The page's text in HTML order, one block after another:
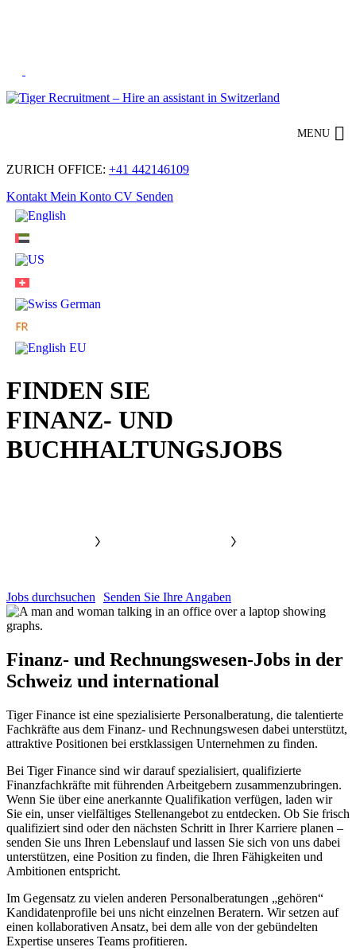
MENU
ZURICH OFFICE: +41 442146109
Kontakt Mein Konto CV Senden
FINDEN SIE
FINANZ- UND
BUCHHALTUNGSJOBS
Jobs durchsuchen Senden Sie Ihre Angaben
Finanz- und Rechnungswesen-Jobs in der
Schweiz und international
Tiger Finance ist eine spezialisierte Personalberatung, die talentierte
Fachkräfte aus dem Finanz- und Rechnungswesen dabei unterstützt,
attraktive Positionen bei erstklassigen Unternehmen zu finden.
Bei Tiger Finance sind wir darauf spezialisiert, qualifizierte
Finanzfachkräfte mit führenden Arbeitgebern zusammenzubringen.
Wenn Sie über eine anerkannte Qualifikation verfügen, laden wir
Sie ein, unser vielfältiges Stellenangebot zu entdecken. Ob Sie frisch
qualifiziert sind oder den nächsten Schritt in Ihrer Karriere planen –
senden Sie uns Ihren Lebenslauf und lassen Sie sich von uns dabei
unterstützen, eine Position zu finden, die Ihren Fähigkeiten und
Ambitionen entspricht.
Im Gegensatz zu vielen anderen Personalberatungen „gehören“
Kandidatenprofile bei uns nicht einzelnen Beratern. Wir setzen auf
einen kollaborativen Ansatz, bei dem alle von der gebündelten
Expertise unseres Teams profitieren.